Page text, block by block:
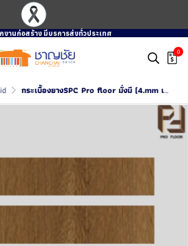
งานก่อสร้าง มีบรการส่งทั่วประเทศ
0
กระเบื้องยางSPC Pro floor มั่งมี (4.mm เเละ 5.mm)